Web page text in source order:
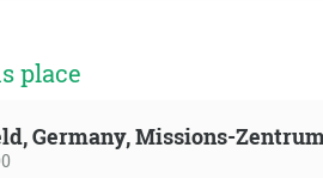
place
Germany, Missions-